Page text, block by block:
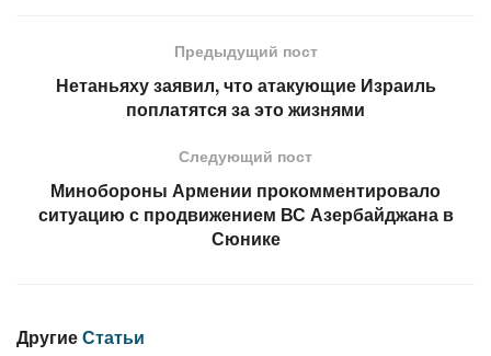
Предыдущий пост
Нетаньяху заявил, что атакующие Израиль
поплатятся за это жизнями
Следующий пост
Минобороны Армении прокомментировало
ситуацию с продвижением ВС Азербайджана в
Сюнике
ДругиеСтатьи